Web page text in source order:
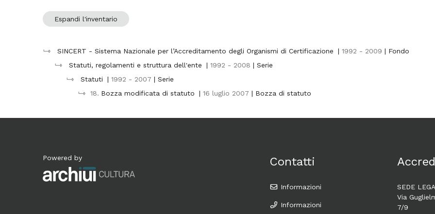
Espandi l'inventario
SINCERT - Sistema Nazionale per l’Accreditamento degli Organismi di Certificazione | 1992 - 2009 | Fondo
Statuti, regolamenti e struttura dell'ente
| 1992 - 2008 | Serie
Statuti
| 1992 - 2007 | Serie
18. Bozza modificata di statuto | 16 luglio 2007 | Bozza di statuto
Contatti
Informazioni
Informazioni
SEDE
Via
7/9
Powered by
Archiui